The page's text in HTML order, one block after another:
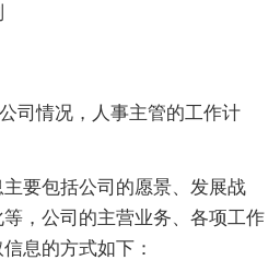
司情况，人事主管的工作计
要包括公司的愿景、发展战
，公司的主营业务、各项工作
息的方式如下：